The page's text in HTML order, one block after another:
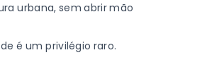
urbana, sem abrir mão
é um privilégio raro.